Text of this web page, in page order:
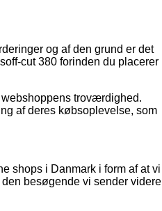
og af den grund er det
cut 380 forinden du placerer
troværdighed.
af deres købsoplevelse, som
shops i Danmark i form af at vi
besøgende vi sender videre